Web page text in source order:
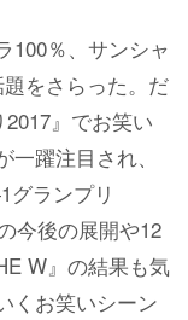
100％、サンシャ
をさらった。だ
』でお笑い
躍注目され、
ランプリ
今後の展開や12
W』の結果も気
くお笑いシーン